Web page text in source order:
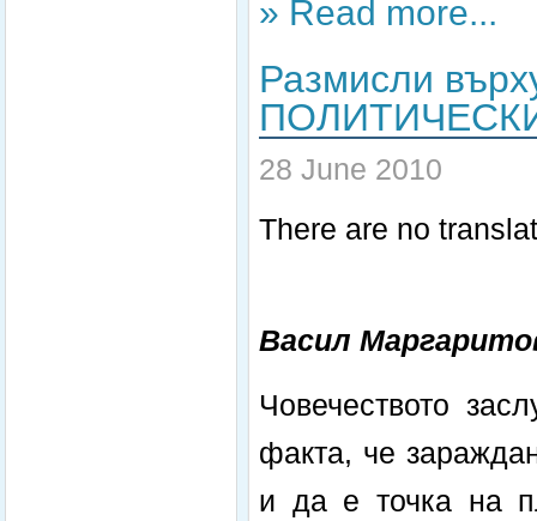
» Read more...
Размисли
28 June 2010
There are no
Васил
Човечеството
факта, че
и да е точка на